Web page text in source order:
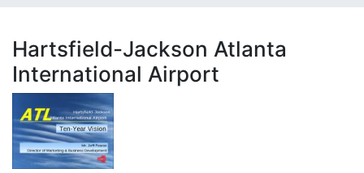
Hartsfield-Jackson Atlanta
International Airport